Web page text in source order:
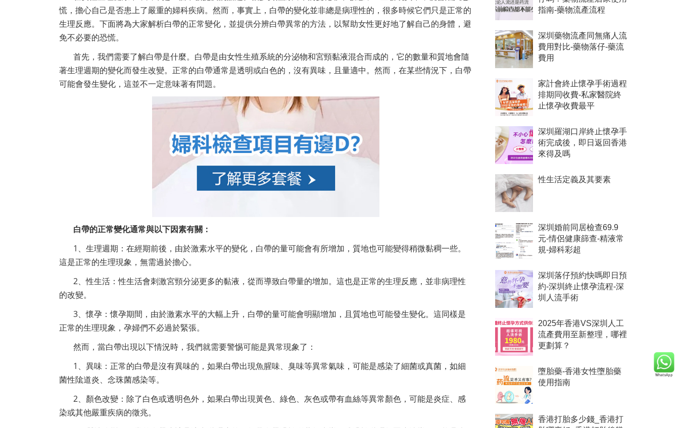
慌，擔心自己是否患上了嚴重的婦科疾病。然而，事實上，白帶的變化並非總是病理性的，很多時候它們只是正常的
生理反應。下面將為大家解析白帶的正常變化，並提供分辨白帶異常的方法，以幫助女性更好地了解自己的身體，避
免不必要的恐慌。
首先，我們需要了解白帶是什麼。白帶是由女性生殖系統的分泌物和宮頸黏液混合而成的，它的數量和質地會隨
著生理週期的變化而發生改變。正常的白帶通常是透明或白色的，沒有異味，且量適中。然而，在某些情況下，白帶
可能會發生變化，這並不一定意味著有問題。
白帶的正常變化通常與以下因素有關：
1、生理週期：在經期前後，由於激素水平的變化，白帶的量可能會有所增加，質地也可能變得稍微黏稠一些。
這是正常的生理現象，無需過於擔心。
2、性生活：性生活會刺激宮頸分泌更多的黏液，從而導致白帶量的增加。這也是正常的生理反應，並非病理性
的改變。
3、懷孕：懷孕期間，由於激素水平的大幅上升，白帶的量可能會明顯增加，且質地也可能發生變化。這同樣是
正常的生理現象，孕婦們不必過於緊張。
然而，當白帶出現以下情況時，我們就需要警惕可能是異常現象了：
1、異味：正常的白帶是沒有異味的，如果白帶出現魚腥味、臭味等異常氣味，可能是感染了細菌或真菌，如細
菌性隂道炎、念珠菌感染等。
2、顏色改變：除了白色或透明色外，如果白帶出現黃色、綠色、灰色或帶有血絲等異常顏色，可能是炎症、感
染或其他嚴重疾病的徵兆。
指南-藥物流產流程
深圳藥物流產同無痛人流
費用對比-藥物落仔-藥流
費用
家計會終止懷孕手術過程
排期同收費-私家醫院終
止懷孕收費最平
深圳羅湖口岸終止懷孕手
術完成後，即日返回香港
來得及嗎
性生活定義及其要素
深圳婚前同居檢查69.9
元-情侶健康篩查-精液常
規-婦科彩超
深圳落仔預約快嗎即日預
約-深圳終止懷孕流程-深
圳人流手術
2025年香港VS深圳人工
流產費用至新整理，哪裡
更劃算？
墮胎藥-香港女性墮胎藥
使用指南
香港打胎多少錢_香港打